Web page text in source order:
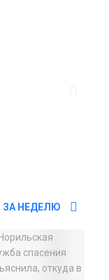
ЗА НЕДЕЛЮ